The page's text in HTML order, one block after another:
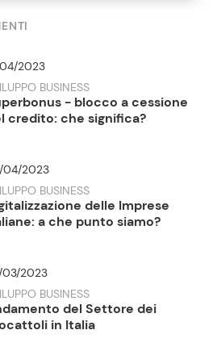
2023
BUSINESS
- blocco a cessione
credito: che significa?
04/2023
BUSINESS
delle Imprese
a che punto siamo?
03/2023
BUSINESS
del Settore dei
in Italia